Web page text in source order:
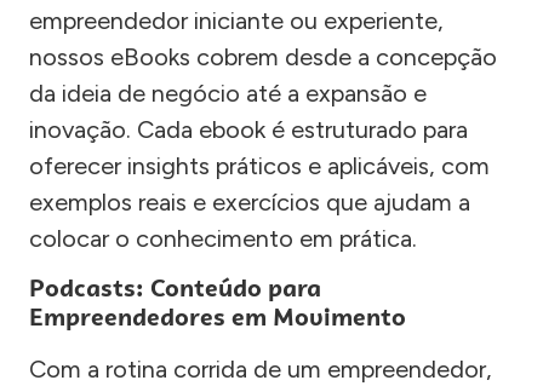
empreendedor iniciante ou experiente,
nossos eBooks cobrem desde a concepção
da ideia de negócio até a expansão e
inovação. Cada ebook é estruturado para
oferecer insights práticos e aplicáveis, com
exemplos reais e exercícios que ajudam a
colocar o conhecimento em prática.
Podcasts: Conteúdo para
Empreendedores em Movimento
Com a rotina corrida de um empreendedor,